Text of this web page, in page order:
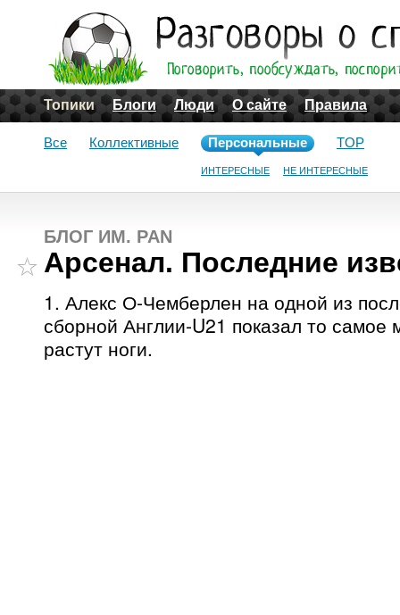
Топики Блоги Люди О сайте Правила
Все Коллективные Персональные
ИНТЕРЕСНЫЕ НЕ ИНТЕРЕСНЫЕ
TOP
БЛОГ ИМ. PAN
Арсенал. Последние
1. Алекс О-Чемберлен на одной из
сборной Англии-U21 показал то самое
растут ноги.